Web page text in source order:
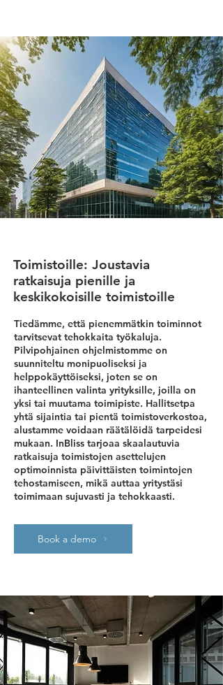
Toimistoille: Joustavia
ratkaisuja pienille ja
keskikokoisille toimistoille
Tiedämme, että pienemmätkin toiminnot
tarvitsevat tehokkaita työkaluja.
Pilvipohjainen ohjelmistomme on
suunniteltu monipuoliseksi ja
helppokäyttöiseksi, joten se on
ihanteellinen valinta yrityksille, joilla on
yksi tai muutama toimipiste. Hallitsetpa
yhtä sijaintia tai pientä toimistoverkostoa,
alustamme voidaan räätälöidä tarpeidesi
mukaan. InBliss tarjoaa skaalautuvia
ratkaisuja toimistojen asettelujen
optimoinnista päivittäisten toimintojen
tehostamiseen, mikä auttaa yritystäsi
toimimaan sujuvasti ja tehokkaasti.
Book a demo